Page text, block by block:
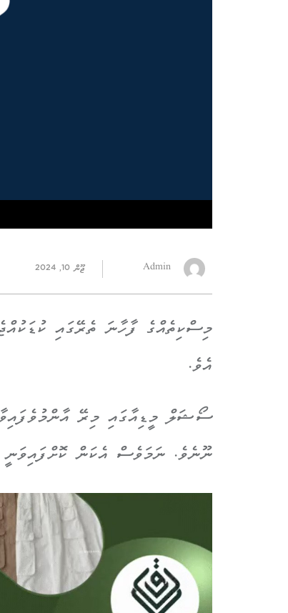
Admin ޖޫން 10, 2024
މިސްކިތެއްގެ ފާހާނަ ތެރޭގައި
އެވެ.
ސޯޝަލް މީޑިއާގައި މިރޭ
ނޫނެވެ. ނަމަވެސް އެކަން